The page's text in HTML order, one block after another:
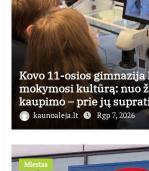
Kovo 11-osios gimnazija
mokymosi kultūrą: nuo
kaupimo – prie jų
taikymo
kaunoaleja.lt Rgp 7, 2026
Miestas